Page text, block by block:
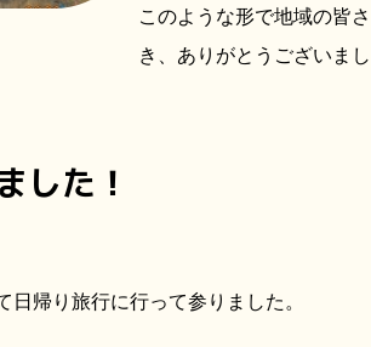
このような形で地域の皆
き、ありがとうございまし
した！
帰り旅行に行って参りました。